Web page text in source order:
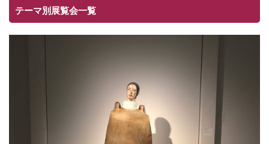
テーマ別展覧会一覧